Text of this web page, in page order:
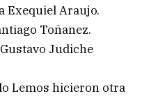
Exequiel Araujo.
Toñanez.
Judiche
Lemos hicieron otra